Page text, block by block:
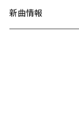
新曲情報